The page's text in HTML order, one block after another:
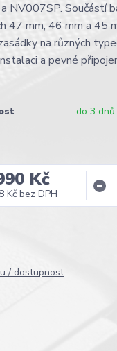
NV007SP. Součástí
47 mm, 46 mm a 45
na různých
a pevné
do 3 dnů
Kč
Kč bez DPH
/ dostupnost